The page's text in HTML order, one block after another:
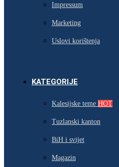
Impressum
Marketing
Uslovi korištenja
KATEGORIJE
Kalesijske teme HOT
Tuzlanski kanton
BiH i svijet
Magazin